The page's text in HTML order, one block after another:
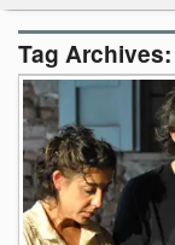
Contatti
dT in English
Tag Archives: